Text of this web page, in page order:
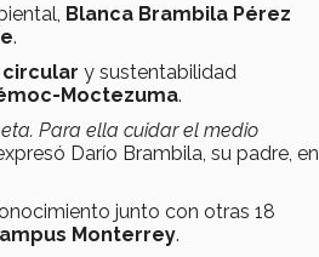
Blanca Brambila Pérez
.
y sustentabilidad
Moctezuma.
Para ella cuidar el medio
Darío Brambila, su padre, en
junto con otras 18
Monterrey.